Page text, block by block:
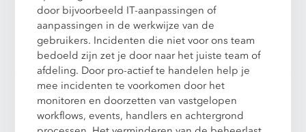
door bijvoorbeeld IT-aanpassingen of
aanpassingen in de werkwijze van de
gebruikers. Incidenten die niet voor ons team
bedoeld zijn zet je door naar het juiste team of
afdeling. Door pro-actief te handelen help je
mee incidenten te voorkomen door het
monitoren en doorzetten van vastgelopen
workflows, events, handlers en achtergrond